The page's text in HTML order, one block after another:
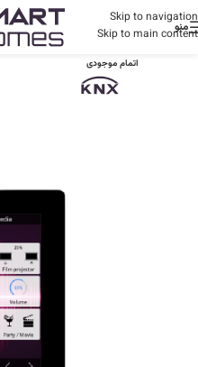
Skip to navigation
Skip to main content
منو
اتمام موجودی